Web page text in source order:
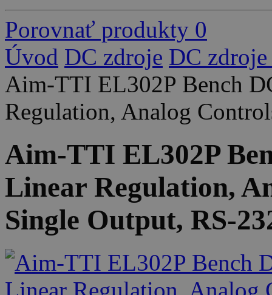
Porovnať produkty 0
Úvod DC zdroje DC
Aim-TTI EL302P Bench
Regulation, Analog
Aim-TTI EL302P
Linear Regulation,
Single Output, RS-